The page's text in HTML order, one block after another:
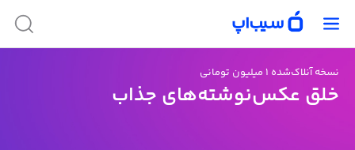
نسخه آنلاک‌شده ۱ میلیون تومانی
خلق عکس‌نوشته‌های جذاب